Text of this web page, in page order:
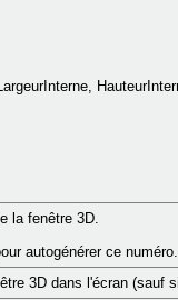
la fenêtre 3D.
autogénérer ce numéro.
3D dans l'écran (sauf